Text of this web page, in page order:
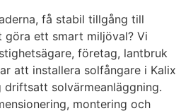
få stabil tillgång till
ett smart miljöval? Vi
företag, lantbruk
att installera solfångare i Kalix
solvärmeanläggning.
montering och